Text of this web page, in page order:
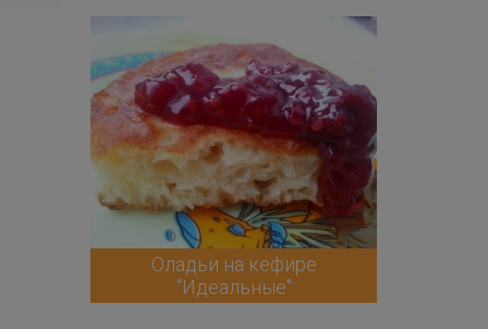
Оладьи на кефире
"Идеальные"